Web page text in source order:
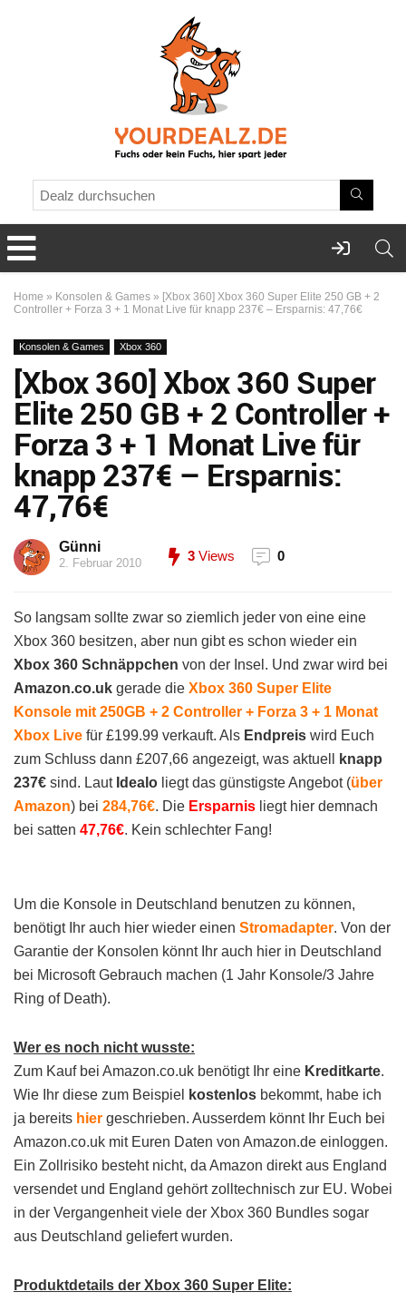
Home » Konsolen & Games » [Xbox 360] Xbox 360 Super Elite 250 GB + 2
Controller + Forza 3 + 1 Monat Live für knapp 237€ – Ersparnis: 47,76€
Konsolen & Games Xbox 360
[Xbox 360] Xbox 360 Super
Elite 250 GB + 2 Controller +
Forza 3 + 1 Monat Live für
knapp 237€ – Ersparnis:
47,76€
Günni
2. Februar 2010 3 Views 0
So langsam sollte zwar so ziemlich jeder von eine eine
Xbox 360 besitzen, aber nun gibt es schon wieder ein
Xbox 360 Schnäppchen von der Insel. Und zwar wird bei
Amazon.co.uk gerade die Xbox 360 Super Elite
Konsole mit 250GB + 2 Controller + Forza 3 + 1 Monat
Xbox Live für £199.99 verkauft. Als Endpreis wird Euch
zum Schluss dann £207,66 angezeigt, was aktuell
knapp
237€ sind. Laut Idealo liegt das günstigste Angebot (über
Amazon) bei 284,76€. Die Ersparnis liegt hier demnach
bei satten 47,76€. Kein schlechter Fang!
Um die Konsole in Deutschland benutzen zu können,
benötigt Ihr auch hier wieder einen Stromadapter. Von der
Garantie der Konsolen könnt Ihr auch hier in Deutschland
bei Microsoft Gebrauch machen (1 Jahr Konsole/3 Jahre
Ring of Death).
Wer es noch nicht wusste:
Zum Kauf bei Amazon.co.uk benötigt Ihr eine Kreditkarte.
Wie Ihr diese zum Beispiel
kostenlos bekommt, habe ich
ja bereits hier geschrieben. Ausserdem könnt Ihr Euch bei
Amazon.co.uk mit Euren Daten von Amazon.de einloggen.
Ein Zollrisiko besteht nicht, da Amazon direkt aus England
versendet und England gehört zolltechnisch zur EU. Wobei
in der Vergangenheit viele der Xbox 360 Bundles sogar
aus Deutschland geliefert wurden.
Produktdetails der Xbox 360 Super Elite: